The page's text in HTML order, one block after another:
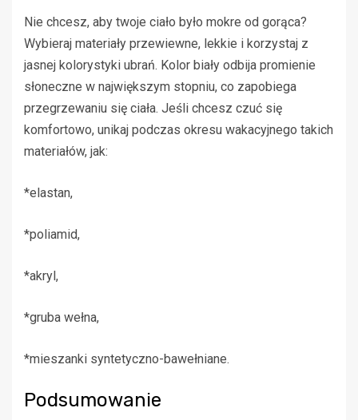
Nie chcesz, aby twoje ciało było mokre od gorąca?
Wybieraj materiały przewiewne, lekkie i korzystaj z
jasnej kolorystyki ubrań. Kolor biały odbija promienie
słoneczne w największym stopniu, co zapobiega
przegrzewaniu się ciała. Jeśli chcesz czuć się
komfortowo, unikaj podczas okresu wakacyjnego takich
materiałów, jak:
*elastan,
*poliamid,
*akryl,
*gruba wełna,
*mieszanki syntetyczno-bawełniane.
Podsumowanie